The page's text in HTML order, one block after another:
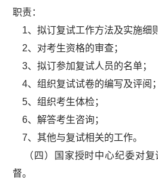
职责：
1、拟订复试工作方法及实施细
2、对考生资格的审查；
3、拟订参加复试人员的名单；
4、组织复试试卷的编写及评阅；
5、组织考生体检；
6、解答考生咨询；
7、其他与复试相关的工作。
（四）国家授时中心纪委对复
督。